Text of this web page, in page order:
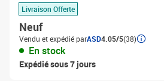
Livraison Offerte
Neuf
Vendu et expédié parASD4.05/5(38)
En stock
Expédié sous 7 jours